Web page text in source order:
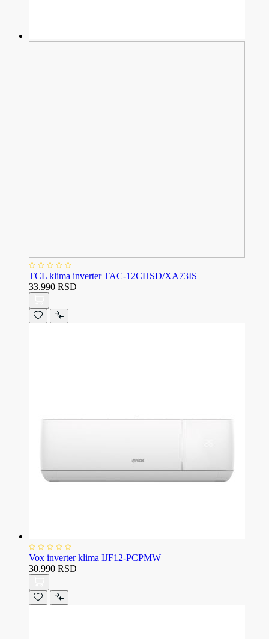
TCL klima inverter TAC-12CHSD/XA73IS
33.990 RSD
Vox inverter klima IJF12-PCPMW
30.990 RSD